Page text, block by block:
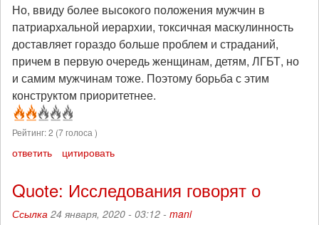
Но, ввиду более высокого положения мужчин в
патриархальной иерархии, токсичная маскулинность
доставляет гораздо больше проблем и страданий,
причем в первую очередь женщинам, детям, ЛГБТ, но
и самим мужчинам тоже. Поэтому борьба с этим
конструктом приоритетнее.
Рейтинг:2 (7голоса )
ответить цитировать
Quote: Исследования говорят о
Ссылка 24 января, 2020 - 03:12 - mani